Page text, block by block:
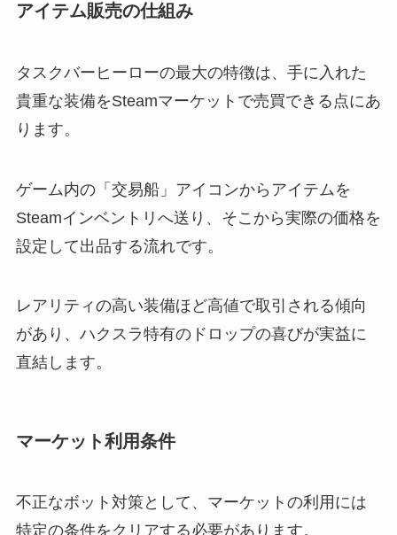
アイテム販売の仕組み
タスクバーヒーローの最大の特徴は、手に入れた
貴重な装備をSteamマーケットで売買できる点にあ
ります。
ゲーム内の「交易船」アイコンからアイテムを
Steamインベントリへ送り、そこから実際の価格を
設定して出品する流れです。
レアリティの高い装備ほど高値で取引される傾向
があり、ハクスラ特有のドロップの喜びが実益に
直結します。
マーケット利用条件
不正なボット対策として、マーケットの利用には
特定の条件をクリアする必要があります。